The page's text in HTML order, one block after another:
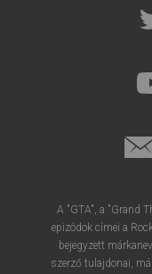
A "GTA", a "Grand
epizódok címei a
bejegyzett
szerző tulajdonai,